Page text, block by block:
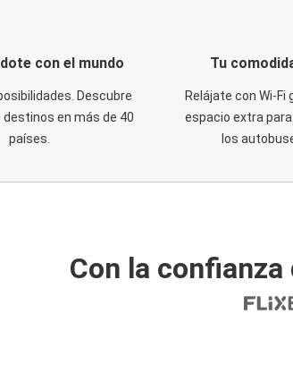
con el mundo
Descubre
destinos en más de 40
países.
Tu
Relájate con Wi-
espacio extra
los
Con la